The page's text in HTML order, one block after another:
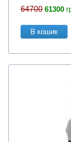
64700 61300
В кошик